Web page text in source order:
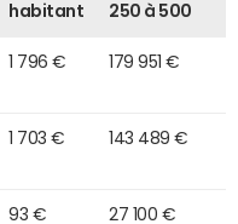
habitant
250 à 500
1 796 € 179 951 €
1 703 € 143 489 €
93 € 27 100 €